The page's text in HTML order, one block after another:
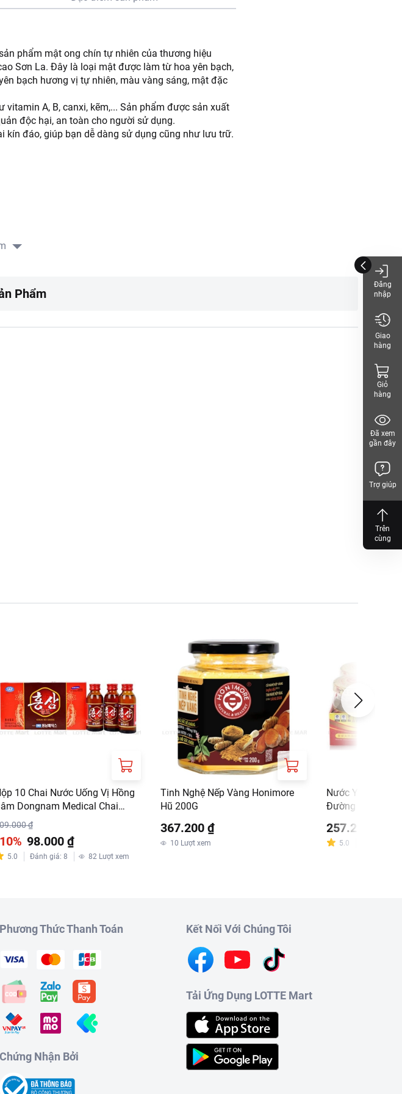
phẩm mật ong chín tự nhiên của thương hiệu
Sơn La. Đây là loại mật được làm từ hoa yên bạch,
bạch hương vị tự nhiên, màu vàng sáng, mật đặc
A, B, canxi, kẽm,... Sản phẩm được sản xuất
độc hại, an toàn cho người sử dụng.
kín đáo, giúp bạn dễ dàng sử dụng cũng như lưu trữ.
tiếp.
Phẩm
10 Chai Nước Uống Vị Hồng
Dongnam Medical Chai
₫
98.000 ₫
5.0 Đánh giá: 8 82 Lượt xem
Tinh Nghệ Nếp Vàng Honimore
Hũ 200G
367.200 ₫
10 Lượt xem
Nước Yến Sào
Đường 70ML
257.200 ₫
5.0
Phương Thức Thanh Toán
Chứng Nhận Bởi
Kết Nối Với Chúng Tôi
Tải Ứng Dụng LOTTE Mart
Đăng
nhập
Giao
hàng
Giỏ
hàng
Đã xem
gần đây
Trợ giúp
Trên
cùng